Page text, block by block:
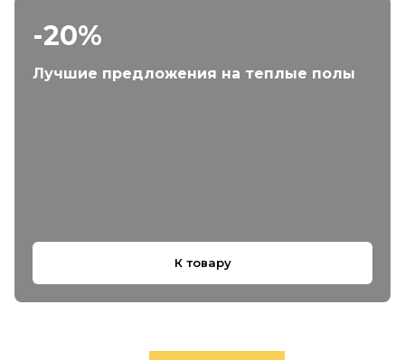
-20%
Лучшие предложения на теплые полы
К товару